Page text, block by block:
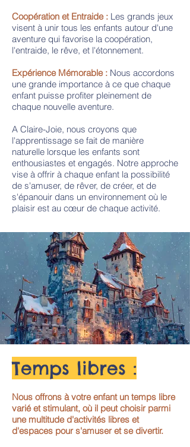
Coopération et Entraide : Les grands jeux
visent à unir tous les enfants autour d'une
aventure qui favorise la coopération,
l'entraide, le rêve, et l'étonnement.
Expérience Mémorable : Nous accordons
une grande importance à ce que chaque
enfant puisse profiter pleinement de
chaque nouvelle aventure. ​
A Claire-Joie, nous croyons que
l'apprentissage se fait de manière
naturelle lorsque les enfants sont
enthousiastes et engagés. Notre approche
vise à offrir à chaque enfant la possibilité
de s'amuser, de rêver, de créer, et de
s'épanouir dans un environnement où le
plaisir est au cœur de chaque activité.
Temps libres :
Nous offrons à votre enfant un temps libre
varié et stimulant, où il peut choisir parmi
une multitude d'activités libres et
d'espaces pour s'amuser et se divertir.​